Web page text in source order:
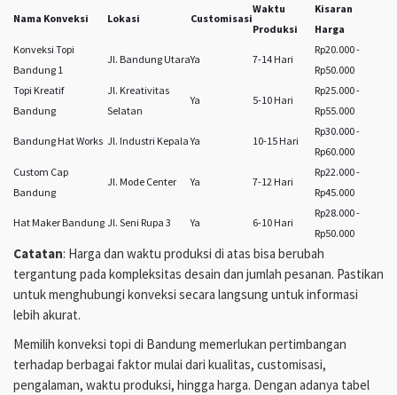
Nama Konveksi Lokasi Customisasi
Waktu
Produksi
Kisaran
Harga
Konveksi Topi
Bandung 1
Jl. Bandung UtaraYa 7-14 Hari
Rp20.000 -
Rp50.000
Topi Kreatif
Bandung
Jl. Kreativitas
Selatan
Ya 5-10 Hari
Rp25.000 -
Rp55.000
Bandung Hat Works Jl. Industri Kepala Ya 10-15 Hari
Rp30.000 -
Rp60.000
Custom Cap
Bandung
Jl. Mode Center Ya 7-12 Hari
Rp22.000 -
Rp45.000
Hat Maker Bandung Jl. Seni Rupa 3 Ya 6-10 Hari
Rp28.000 -
Rp50.000
Catatan: Harga dan waktu produksi di atas bisa berubah
tergantung pada kompleksitas desain dan jumlah pesanan. Pastikan
untuk menghubungi konveksi secara langsung untuk informasi
lebih akurat.
Memilih konveksi topi di Bandung memerlukan pertimbangan
terhadap berbagai faktor mulai dari kualitas, customisasi,
pengalaman, waktu produksi, hingga harga. Dengan adanya tabel